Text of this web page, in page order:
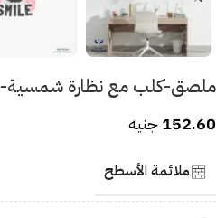
ملصق-كلب مع نظارة شمسية-Please Smile
152.60جنيه
ملائمة الأسطح